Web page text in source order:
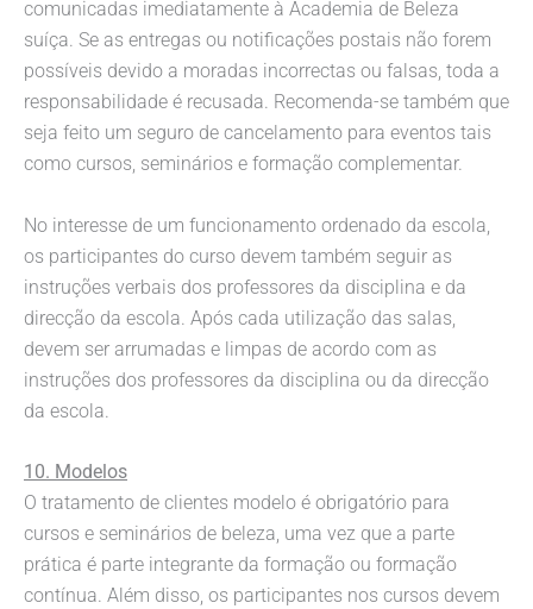
comunicadas imediatamente à Academia de Beleza
suíça. Se as entregas ou notificações postais não forem
possíveis devido a moradas incorrectas ou falsas, toda a
responsabilidade é recusada. Recomenda-se também que
seja feito um seguro de cancelamento para eventos tais
como cursos, seminários e formação complementar.
No interesse de um funcionamento ordenado da escola,
os participantes do curso devem também seguir as
instruções verbais dos professores da disciplina e da
direcção da escola. Após cada utilização das salas,
devem ser arrumadas e limpas de acordo com as
instruções dos professores da disciplina ou da direcção
da escola.
10. Modelos
O tratamento de clientes modelo é obrigatório para
cursos e seminários de beleza, uma vez que a parte
prática é parte integrante da formação ou formação
contínua. Além disso, os participantes nos cursos devem